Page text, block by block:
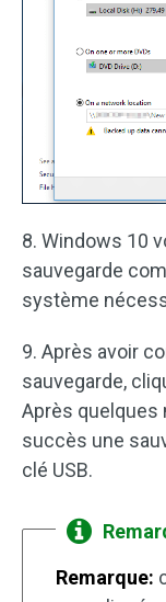
8. Windows 10
sauvegarde
système
9. Après avoir
sauvegarde,
Après quelques
succès une
clé USB.
Remarque: